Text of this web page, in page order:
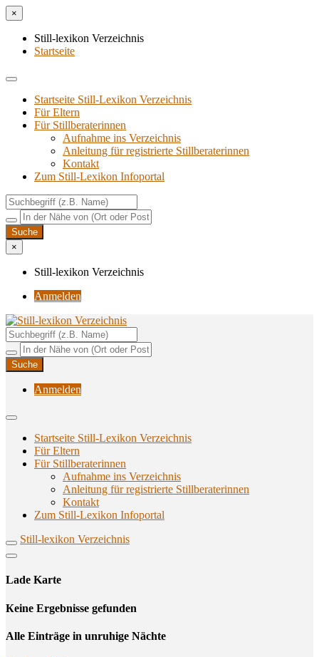
×
Still-lexikon Verzeichnis
Startseite
Startseite Still-Lexikon Verzeichnis
Für Eltern
Für Stillberaterinnen
Aufnahme ins Verzeichnis
Anlei­tung für regis­trier­te Stillberaterinnen
Kon­takt
Zum Still-Lexikon Infoportal
×
Still-lexikon Verzeichnis
Anmelden
Still-lexikon Verzeichnis
Unterstützungsangebote rund ums Stillen
Anmelden
Startseite Still-Lexikon Verzeichnis
Für Eltern
Für Stillberaterinnen
Aufnahme ins Verzeichnis
Anlei­tung für regis­trier­te Stillberaterinnen
Kon­takt
Zum Still-Lexikon Infoportal
Still-lexikon Verzeichnis
Lade Karte
Кeine Ergebnisse gefunden
Alle Einträge in unruhige Nächte